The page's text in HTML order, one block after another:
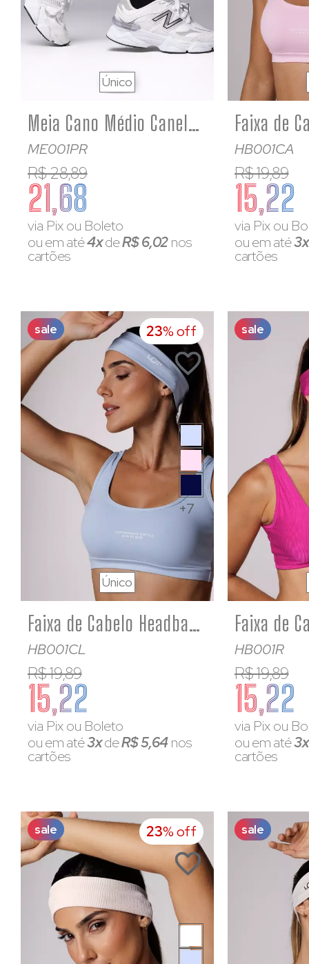
+1
Meia Cano Médio Canelada Algodão Premium Atoalhada Preta
ME001PR
R$ 28,89
21,68
via Pix ou Boleto
ou em até4xdeR$ 6,02nos
cartões
Único
HB001CA
R$ 19,89
15,22
via Pix ou
ou em até
cartões
sale 23% off
+7
Faixa de Cabelo Headband Azul Bebê Poliamida
HB001CL
R$ 19,89
15,22
via Pix ou Boleto
ou em até3xdeR$ 5,64nos
cartões
Único
sale
HB001R
R$ 19,89
15,22
via Pix ou
ou em até
cartões
sale 23% off sale